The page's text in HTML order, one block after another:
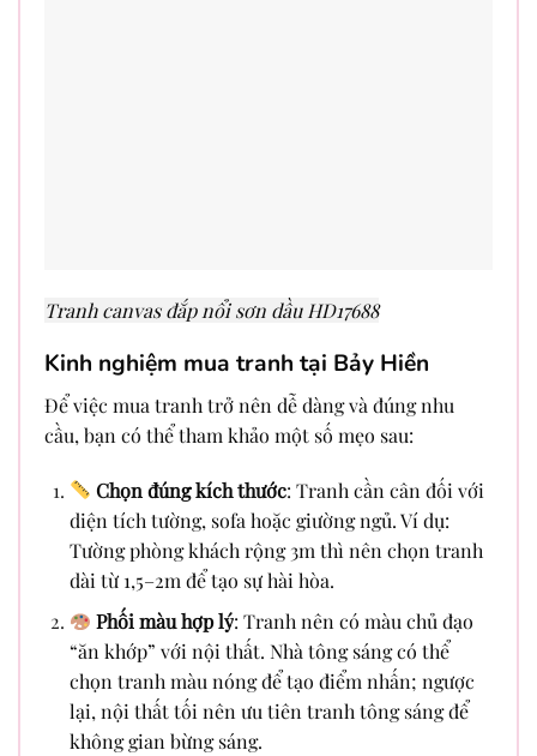
Tranh canvas đắp nổi sơn dầu HD17688
Kinh nghiệm mua tranh tại Bảy Hiền
Để việc mua tranh trở nên dễ dàng và đúng nhu
cầu, bạn có thể tham khảo một số mẹo sau:
Chọn đúng kích thước: Tranh cần cân đối với
diện tích tường, sofa hoặc giường ngủ. Ví dụ:
Tường phòng khách rộng 3m thì nên chọn tranh
dài từ 1,5–2m để tạo sự hài hòa.
Phối màu hợp lý: Tranh nên có màu chủ đạo
“ăn khớp” với nội thất. Nhà tông sáng có thể
chọn tranh màu nóng để tạo điểm nhấn; ngược
lại, nội thất tối nên ưu tiên tranh tông sáng để
không gian bừng sáng.